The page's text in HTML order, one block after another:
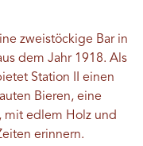
zweistöckige Bar in
dem Jahr 1918. Als
Station II einen
Bieren, eine
mit edlem Holz und
erinnern.